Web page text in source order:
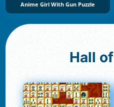
Anime Girl With Gun Puzzle
Hall of